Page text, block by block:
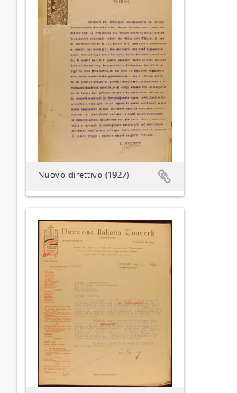
Nuovo direttivo (1927)